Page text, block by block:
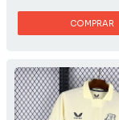
COMPRAR